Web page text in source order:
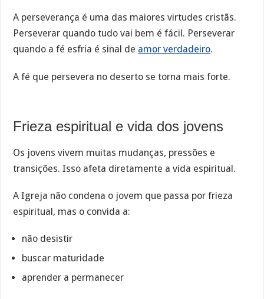
A perseverança é uma das maiores virtudes cristãs.
Perseverar quando tudo vai bem é fácil. Perseverar
quando a fé esfria é sinal de amor verdadeiro.
A fé que persevera no deserto se torna mais forte.
Frieza espiritual e vida dos jovens
Os jovens vivem muitas mudanças, pressões e
transições. Isso afeta diretamente a vida espiritual.
A Igreja não condena o jovem que passa por frieza
espiritual, mas o convida a:
não desistir
buscar maturidade
aprender a permanecer